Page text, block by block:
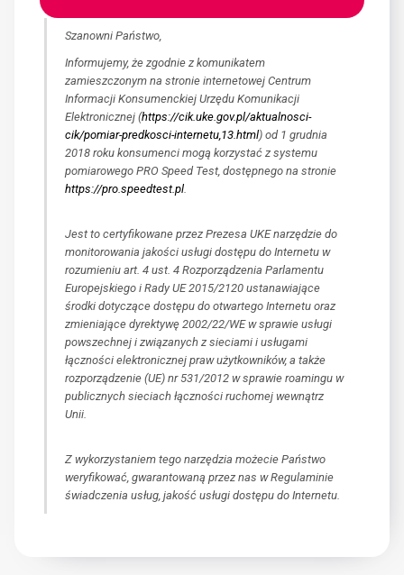
Szanowni Państwo,
Informujemy, że zgodnie z komunikatem
zamieszczonym na stronie internetowej Centrum
Informacji Konsumenckiej Urzędu Komunikacji
Elektronicznej (https://cik.uke.gov.pl/aktualnosci-
cik/pomiar-predkosci-internetu,13.html) od 1 grudnia
2018 roku konsumenci mogą korzystać z systemu
pomiarowego PRO Speed Test, dostępnego na stronie
https://pro.speedtest.pl
Jest to certyfikowane przez Prezesa UKE narzędzie do
monitorowania jakości usługi dostępu do Internetu w
rozumieniu art. 4 ust. 4 Rozporządzenia Parlamentu
Europejskiego i Rady UE 2015/2120 ustanawiające
środki dotyczące dostępu do otwartego Internetu oraz
zmieniające dyrektywę 2002/22/WE w sprawie usługi
powszechnej i związanych z sieciami i usługami
łączności elektronicznej praw użytkowników, a także
rozporządzenie (UE) nr 531/2012 w sprawie roamingu w
publicznych sieciach łączności ruchomej wewnątrz
Unii.
Z wykorzystaniem tego narzędzia możecie Państwo
weryfikować, gwarantowaną przez nas w Regulaminie
świadczenia usług, jakość usługi dostępu do Internetu.